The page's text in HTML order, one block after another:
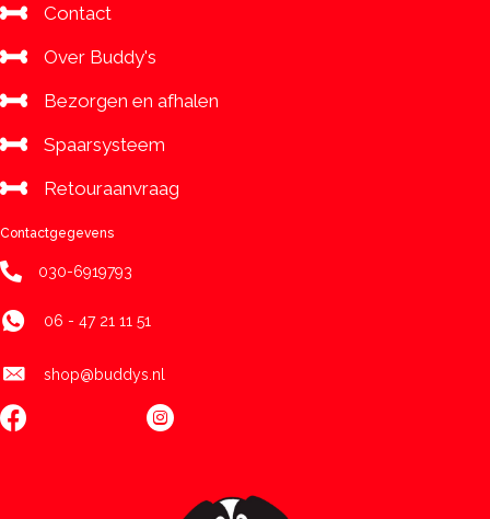
Contact
Over Buddy's
Bezorgen en afhalen
Spaarsysteem
Retouraanvraag
Contactgegevens
030-6919793
06 - 47 21 11 51
shop@buddys.nl